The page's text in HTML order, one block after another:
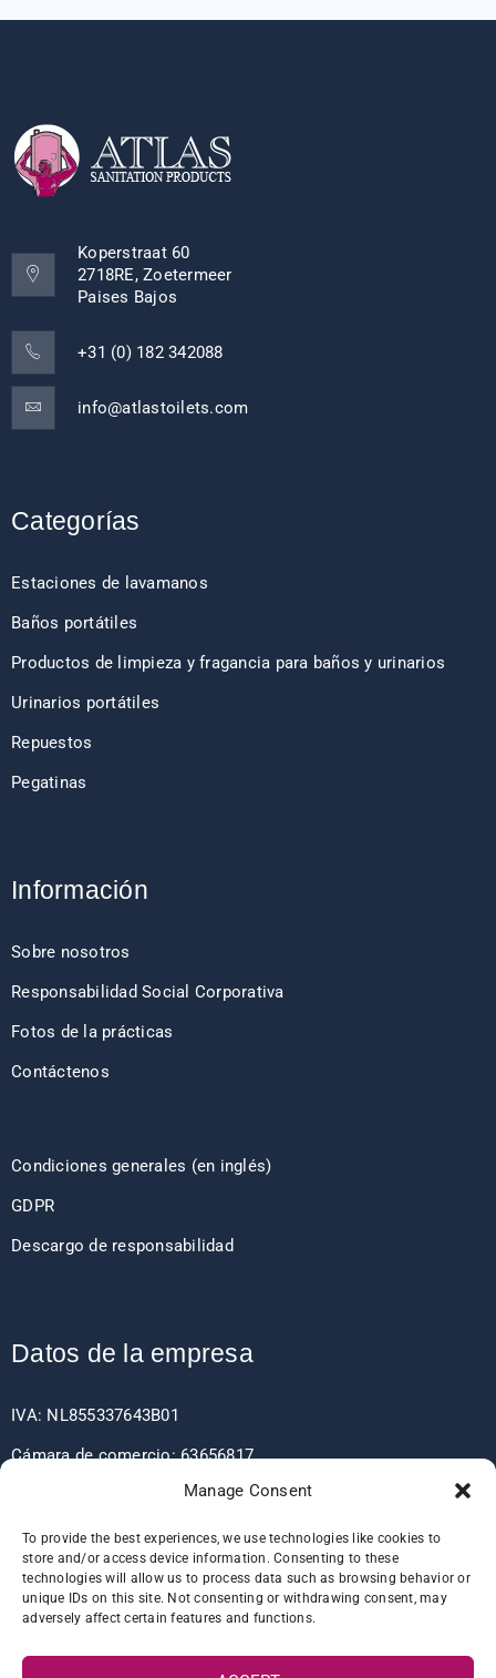
Manage Consent
To provide the best experiences, we use technologies like cookies to
store and/or access device information. Consenting to these
technologies will allow us to process data such as browsing behavior or
unique IDs on this site. Not consenting or withdrawing consent, may
adversely affect certain features and functions.
Koperstraat 60
2718RE, Zoetermeer
Paises Bajos
+31 (0) 182 342088
info@atlastoilets.com
Categorías
Estaciones de lavamanos
Baños portátiles
Productos de limpieza y fragancia para baños y urinarios
Urinarios portátiles
Repuestos
Pegatinas
Información
Sobre nosotros
Responsabilidad Social Corporativa
Fotos de la prácticas
Contáctenos
Condiciones generales (en inglés)
GDPR
Descargo de responsabilidad
Datos de la empresa
IVA: NL855337643B01
Cámara de comercio: 63656817
Detalles del banco